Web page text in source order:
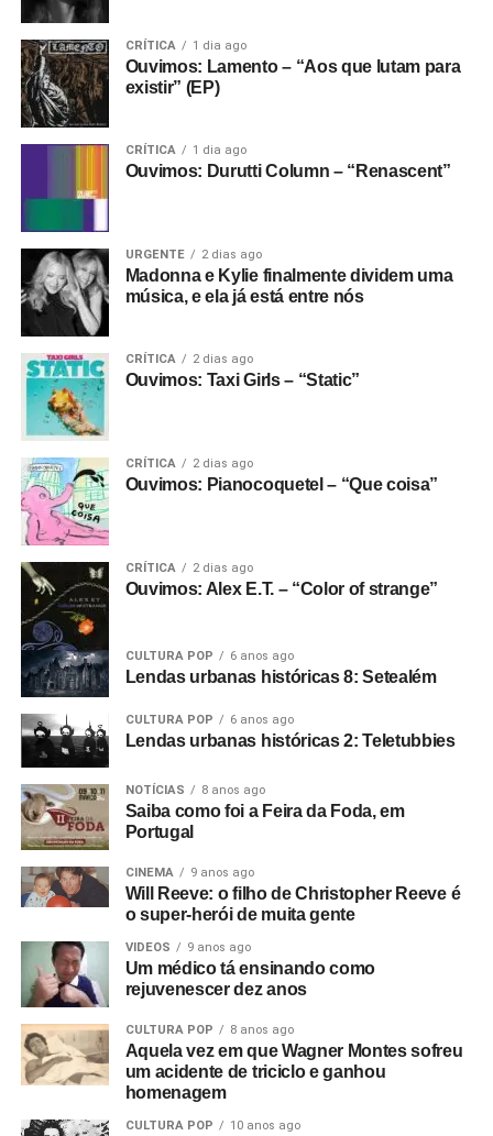
Gostou do texto? Seu apoio mantém o Pop
Fantasma funcionando todo dia.
E se ainda não assinou, dá tempo:
assine a
newsletter
mail.
CRÍTICA 1 dia ago
Ouvimos: Lamento – “Aos que lutam para
existir” (EP)
CRÍTICA 1 dia ago
Ouvimos: Durutti Column – “Renascent”
URGENTE 2 dias ago
Madonna e Kylie finalmente dividem uma
música, e ela já está entre nós
CRÍTICA 2 dias ago
Ouvimos: Taxi Girls – “Static”
CRÍTICA 2 dias ago
Ouvimos: Pianocoquetel – “Que coisa”
CRÍTICA 2 dias ago
Ouvimos: Alex E.T. – “Color of strange”
CULTURA POP 6 anos ago
Lendas urbanas históricas 8: Setealém
CULTURA POP 6 anos ago
Lendas urbanas históricas 2: Teletubbies
NOTÍCIAS 8 anos ago
Saiba como foi a Feira da Foda, em
Portugal
CINEMA 9 anos ago
Will Reeve: o filho de Christopher Reeve é
o super-herói de muita gente
VIDEOS 9 anos ago
Um médico tá ensinando como
rejuvenescer dez anos
CULTURA POP 8 anos ago
Aquela vez em que Wagner Montes sofreu
um acidente de triciclo e ganhou
homenagem
CULTURA POP 10 anos ago